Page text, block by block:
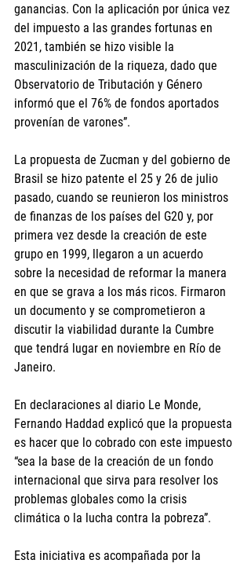
ganancias. Con la aplicación por única vez
del impuesto a las grandes fortunas en
2021, también se hizo visible la
masculinización de la riqueza, dado que
Observatorio de Tributación y Género
informó que el 76% de fondos aportados
provenían de varones”.
La propuesta de Zucman y del gobierno de
Brasil se hizo patente el 25 y 26 de julio
pasado, cuando se reunieron los ministros
de finanzas de los países del G20 y, por
primera vez desde la creación de este
grupo en 1999, llegaron a un acuerdo
sobre la necesidad de reformar la manera
en que se grava a los más ricos. Firmaron
un documento y se comprometieron a
discutir la viabilidad durante la Cumbre
que tendrá lugar en noviembre en Río de
Janeiro.
En declaraciones al diario Le Monde,
Fernando Haddad explicó que la propuesta
es hacer que lo cobrado con este impuesto
“sea la base de la creación de un fondo
internacional que sirva para resolver los
problemas globales como la crisis
climática o la lucha contra la pobreza”.
Esta iniciativa es acompañada por la